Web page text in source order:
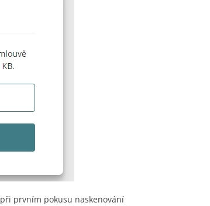
prvním pokusu naskenování